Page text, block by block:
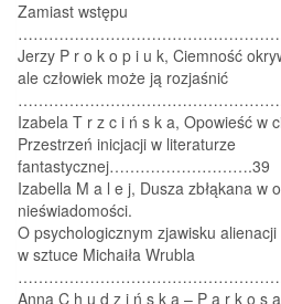
Zamiast wstępu
Jerzy P r o k o p i u k, Ciemność
ale człowiek może ją rozjaśnić
Izabela T r z c i ń s k a, Opowieść w
Przestrzeń inicjacji w literaturze
fantastycznej……………………….39
Izabella M a l e j, Dusza zbłąkana w
nieświadomości.
O psychologicznym zjawisku alienacji
w sztuce Michaiła Wrubla
Anna C h u d z i ń s k a – P a r k o s